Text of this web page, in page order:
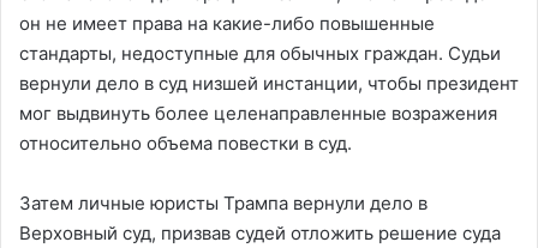
он не имеет права на какие-либо повышенные
стандарты, недоступные для обычных граждан. Судьи
вернули дело в суд низшей инстанции, чтобы президент
мог выдвинуть более целенаправленные возражения
относительно объема повестки в суд.
Затем личные юристы Трампа вернули дело в
Верховный суд, призвав судей отложить решение суда